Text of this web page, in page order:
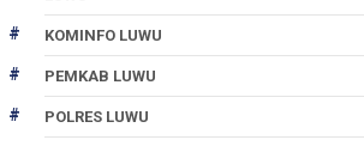
KOMINFO LUWU
PEMKAB LUWU
POLRES LUWU